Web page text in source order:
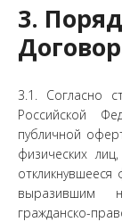
3.
3.1. Согласно
Российской
публичной
физических
откликнувшееся
выразившим
гражданско-